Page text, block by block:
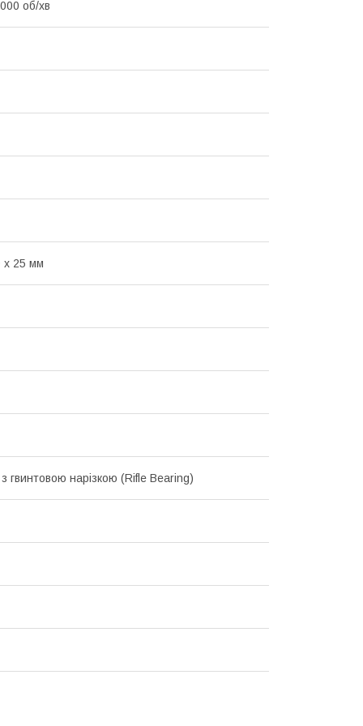
об/хв
х 25 мм
гвинтовою нарізкою (Rifle Bearing)